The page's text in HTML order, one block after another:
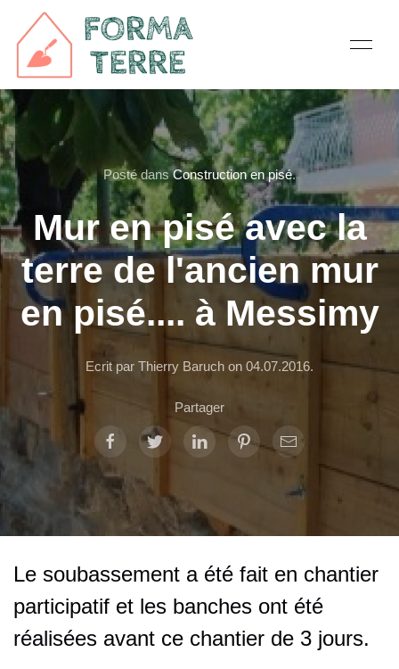
Posté dansConstruction en pisé.
Mur en pisé avec la
terre de l'ancien mur
en pisé.... à Messimy
Ecrit par Thierry Baruch on 04.07.2016.
Partager
Le soubassement a été fait en chantier
participatif et les banches ont été
réalisées avant ce chantier de 3 jours.